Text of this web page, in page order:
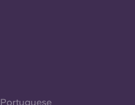
Portuguese